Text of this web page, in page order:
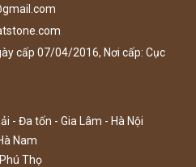
cấp 07/04/2016, Nơi cấp: Cục
- Đa tốn - Gia Lâm - Hà Nội
Nam
Thọ